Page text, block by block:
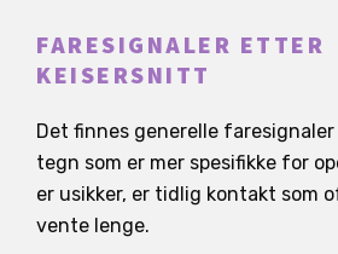
FARESIGNALER ETTER
KEISERSNITT
Det finnes generelle
tegn som er mer spesifikke for
er usikker, er tidlig kontakt som
vente lenge.